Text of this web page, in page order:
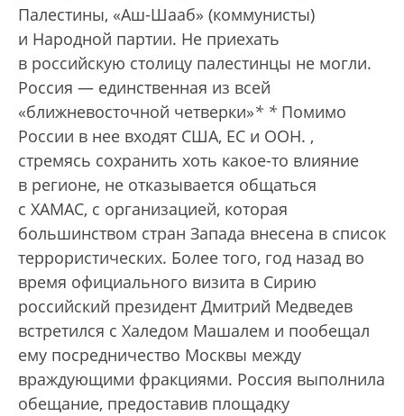
Палестины, «Аш-Шааб» (коммунисты)
и Народной партии. Не приехать
в российскую столицу палестинцы не могли.
Россия — единственная из всей
«ближневосточной четверки»* * Помимо
России в нее входят США, ЕС и ООН. ,
стремясь сохранить хоть какое-то влияние
в регионе, не отказывается общаться
с ХАМАС, с организацией, которая
большинством стран Запада внесена в список
террористических. Более того, год назад во
время официального визита в Сирию
российский президент Дмитрий Медведев
встретился с Халедом Машалем и пообещал
ему посредничество Москвы между
враждующими фракциями. Россия выполнила
обещание, предоставив площадку